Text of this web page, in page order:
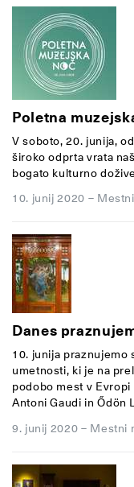
Poletna
V soboto, 20. junija,
široko odprta vrata
bogato kulturno
10. junij 2020 –
Danes
10. junija praznujemo
umetnosti, ki je na
podobo mest v
Antoni Gaudi in Ődön
9. junij 2020 – Mestni